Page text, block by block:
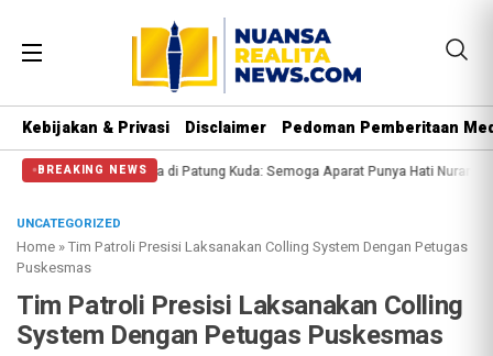
Kebijakan & Privasi Disclaimer Pedoman Pemberitaan
BREAKING NEWS
Massa di Patung Kuda: Semoga Aparat Punya Hati Nurani Massa Reuni
UNCATEGORIZED
Home »Tim Patroli Presisi Laksanakan Colling System Dengan Petugas
Puskesmas
Tim Patroli Presisi Laksanakan Colling
System Dengan Petugas Puskesmas